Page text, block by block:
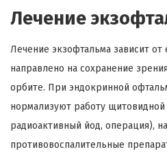
Лечение
Лечение экзофтальма зависит от
направлено на сохранение
орбите. При эндокринной
нормализуют работу
радиоактивный йод, операция),
противовоспалительные